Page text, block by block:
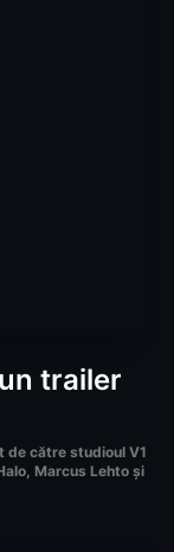
trailer
de către studioul V1
Marcus Lehto și